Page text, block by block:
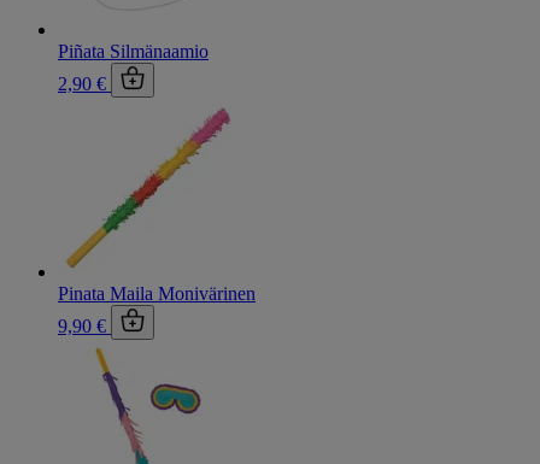
Piñata Silmänaamio
2,90 €
Pinata Maila Monivärinen
9,90 €